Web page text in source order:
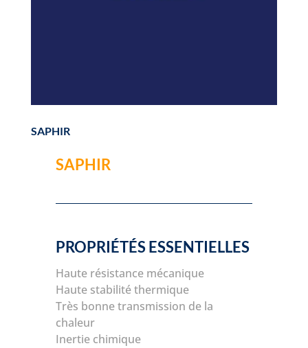
SAPHIR
SAPHIR
PROPRIÉTÉS ESSENTIELLES
Haute résistance mécanique
Haute stabilité thermique
Très bonne transmission de la
chaleur
Inertie chimique